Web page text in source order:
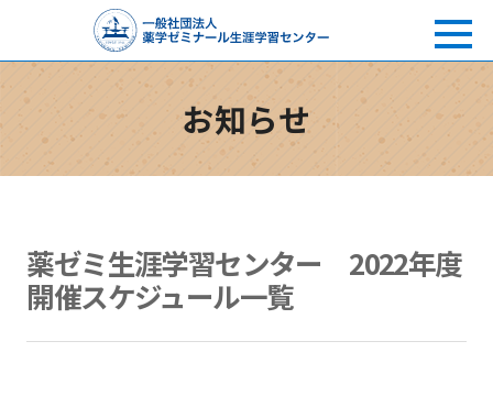
お知らせ
薬ゼミ生涯学習センター 2022年度
開催スケジュール一覧